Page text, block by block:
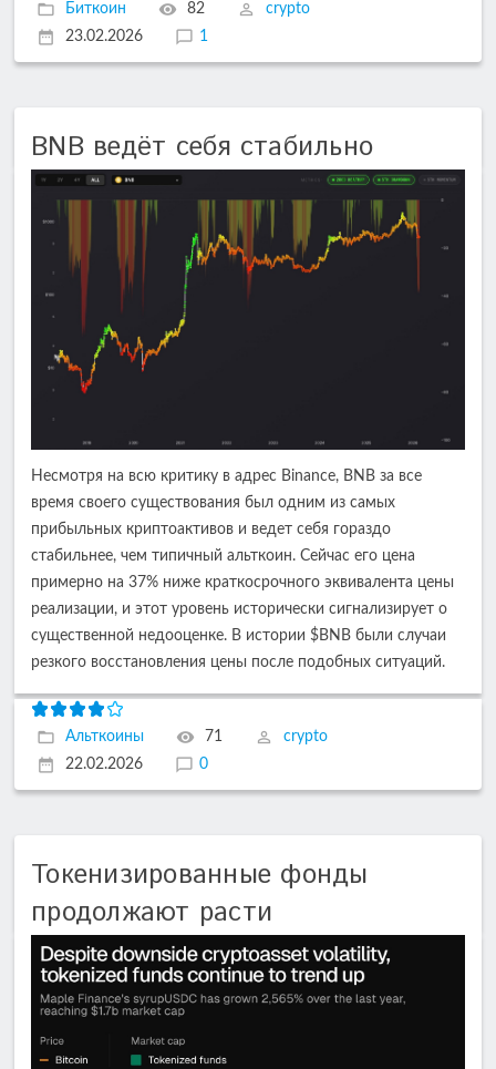
Биткоин 82
crypto
23.02.2026
1
BNB ведёт себя стабильно
Несмотря на всю критику в адрес Binance, BNB за все
время своего существования был одним из самых
прибыльных криптоактивов и ведет себя гораздо
стабильнее, чем типичный альткоин. Сейчас его цена
примерно на 37% ниже краткосрочного эквивалента цены
реализации, и этот уровень исторически сигнализирует о
существенной недооценке. В истории $BNB были случаи
резкого восстановления цены после подобных ситуаций.
Альткоины 71
crypto
22.02.2026
0
Токенизированные фонды
продолжают расти